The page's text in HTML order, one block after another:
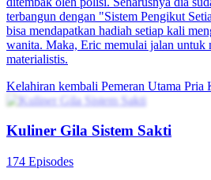
terbangun dengan "Sistem Pengikut
bisa mendapatkan hadiah setiap kali
wanita. Maka, Eric memulai jalan untuk
materialistis.
Kelahiran kembali Pemeran Utama Pria